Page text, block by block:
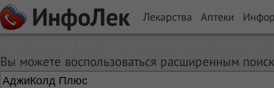
ИнфоЛек Лекарства Аптеки
Вы можете воспользоваться расширенным